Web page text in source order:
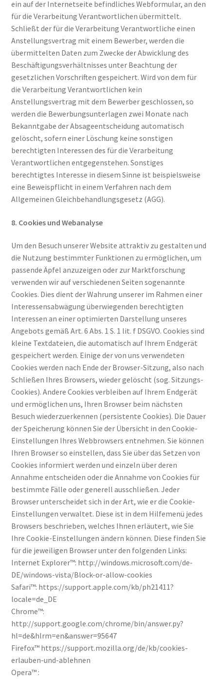
ein auf der Internetseite befindliches Webformular, an den
für die Verarbeitung Verantwortlichen übermittelt.
Schließt der für die Verarbeitung Verantwortliche einen
Anstellungsvertrag mit einem Bewerber, werden die
übermittelten Daten zum Zwecke der Abwicklung des
Beschäftigungsverhältnisses unter Beachtung der
gesetzlichen Vorschriften gespeichert. Wird von dem für
die Verarbeitung Verantwortlichen kein
Anstellungsvertrag mit dem Bewerber geschlossen, so
werden die Bewerbungsunterlagen zwei Monate nach
Bekanntgabe der Absageentscheidung automatisch
gelöscht, sofern einer Löschung keine sonstigen
berechtigten Interessen des für die Verarbeitung
Verantwortlichen entgegenstehen. Sonstiges
berechtigtes Interesse in diesem Sinne ist beispielsweise
eine Beweispflicht in einem Verfahren nach dem
Allgemeinen Gleichbehandlungsgesetz (AGG).
8. Cookies und Webanalyse
Um den Besuch unserer Website attraktiv zu gestalten und
die Nutzung bestimmter Funktionen zu ermöglichen, um
passende Äpfel anzuzeigen oder zur Marktforschung
verwenden wir auf verschiedenen Seiten sogenannte
Cookies. Dies dient der Wahrung unserer im Rahmen einer
Interessensabwägung überwiegenden berechtigten
Interessen an einer optimierten Darstellung unseres
Angebots gemäß Art. 6 Abs. 1 S. 1 lit. f DSGVO. Cookies sind
kleine Textdateien, die automatisch auf Ihrem Endgerät
gespeichert werden. Einige der von uns verwendeten
Cookies werden nach Ende der Browser-Sitzung, also nach
Schließen Ihres Browsers, wieder gelöscht (sog. Sitzungs-
Cookies). Andere Cookies verbleiben auf Ihrem Endgerät
und ermöglichen uns, Ihren Browser beim nächsten
Besuch wiederzuerkennen (persistente Cookies). Die Dauer
der Speicherung können Sie der Übersicht in den Cookie-
Einstellungen Ihres Webbrowsers entnehmen. Sie können
Ihren Browser so einstellen, dass Sie über das Setzen von
Cookies informiert werden und einzeln über deren
Annahme entscheiden oder die Annahme von Cookies für
bestimmte Fälle oder generell ausschließen. Jeder
Browser unterscheidet sich in der Art, wie er die Cookie-
Einstellungen verwaltet. Diese ist in dem Hilfemenü jedes
Browsers beschrieben, welches Ihnen erläutert, wie Sie
Ihre Cookie-Einstellungen ändern können. Diese finden Sie
für die jeweiligen Browser unter den folgenden Links:
Internet Explorer™: http://windows.microsoft.com/de-
DE/windows-vista/Block-or-allow-cookies
Safari™: https://support.apple.com/kb/ph21411?
locale=de_DE
Chrome™:
http://support.google.com/chrome/bin/answer.py?
hl=de&hlrm=en&answer=95647
Firefox™ https://support.mozilla.org/de/kb/cookies-
erlauben-und-ablehnen
Opera™ :